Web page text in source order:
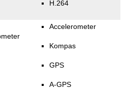
H.264
Accelerometer
Kompas
GPS
A-GPS